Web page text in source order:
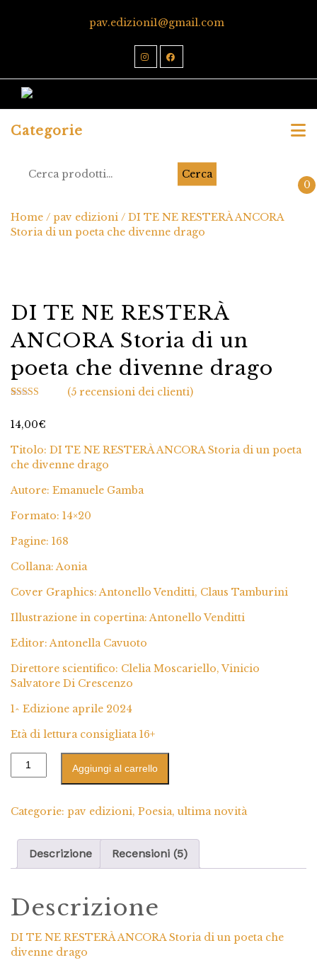
pav.edizioni1@gmail.com
Categorie
Cerca
0
Home / pav edizioni / DI TE NE RESTERÀ ANCORA
Storia di un poeta che divenne drago
DI TE NE RESTERÀ
ANCORA Storia di un
poeta che divenne drago
base di
(5recensioni dei clienti)
14,00€
Titolo: DI TE NE RESTERÀ ANCORA Storia di un poeta
che divenne drago
Autore: Emanuele Gamba
Formato: 14×20
Pagine: 168
Collana: Aonia
Cover Graphics: Antonello Venditti, Claus Tamburini
Illustrazione in copertina: Antonello Venditti
Editor: Antonella Cavuoto
Direttore scientifico: Clelia Moscariello, Vinicio
Salvatore Di Crescenzo
1^ Edizione aprile 2024
Età di lettura consigliata 16+
Aggiungi al carrello
Categorie: pav edizioni, Poesia, ultima novità
Descrizione Recensioni (5)
Descrizione
DI TE NE RESTERÀ ANCORA Storia di un poeta che
divenne drago